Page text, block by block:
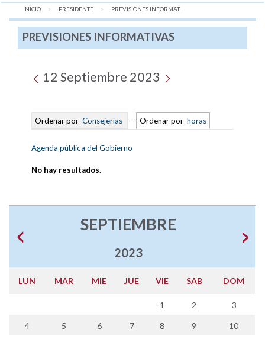
INICIO PRESIDENTE AQUÍ:
PREVISIONES INFORMAT...
PREVISIONES INFORMATIVAS
12 Septiembre 2023
Ordenar por Consejerías - Ordenar por horas
Agenda pública del Gobierno
No hay resultados.
SEPTIEMBRE
2023
LUN MAR MIE JUE VIE SAB DOM
1 2 3
4 5 6 7 8 9 10